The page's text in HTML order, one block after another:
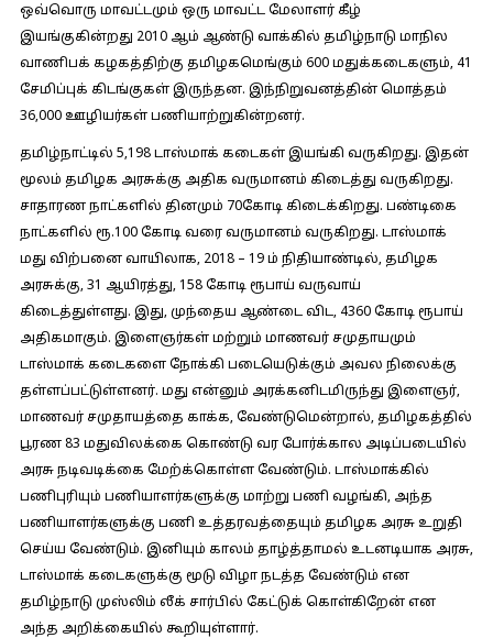
ஒவ்வொரு மாவட்டமும் ஒரு மாவட்ட மேலாளர் கீழ்
இயங்குகின்றது 2010 ஆம் ஆண்டு வாக்கில் தமிழ்நாடு மாநில
வாணிபக் கழகத்திற்கு தமிழகமெங்கும் 600 மதுக்கடைகளும், 41
சேமிப்புக் கிடங்குகள் இருந்தன. இந்நிறுவனத்தின் மொத்தம்
36,000 ஊழியர்கள் பணியாற்றுகின்றனர்.
தமிழ்நாட்டில் 5,198 டாஸ்மாக் கடைகள் இயங்கி வருகிறது. இதன்
மூலம் தமிழக அரசுக்கு அதிக வருமானம் கிடைத்து வருகிறது.
சாதாரண நாட்களில் தினமும் 70கோடி கிடைக்கிறது. பண்டிகை
நாட்களில் ரூ.100 கோடி வரை வருமானம் வருகிறது. டாஸ்மாக்
மது விற்பனை வாயிலாக, 2018 – 19 ம் நிதியாண்டில், தமிழக
அரசுக்கு, 31 ஆயிரத்து, 158 கோடி ரூபாய் வருவாய்
கிடைத்துள்ளது. இது, முந்தைய ஆண்டை விட, 4360 கோடி ரூபாய்
அதிகமாகும். இளைஞர்கள் மற்றும் மாணவர் சமுதாயமும்
டாஸ்மாக் கடைகளை நோக்கி படையெடுக்கும் அவல நிலைக்கு
தள்ளப்பட்டுள்ளனர். மது என்னும் அரக்கனிடமிருந்து இளைஞர்,
மாணவர் சமுதாயத்தை காக்க, வேண்டுமென்றால், தமிழகத்தில்
பூரண 83 மதுவிலக்கை கொண்டு வர போர்க்கால அடிப்படையில்
அரசு நடிவடிக்கை மேற்க்கொள்ள வேண்டும். டாஸ்மாக்கில்
பணிபுரியும் பணியாளர்களுக்கு மாற்று பணி வழங்கி, அந்த
பணியாளர்களுக்கு பணி உத்தரவத்தையும் தமிழக அரசு உறுதி
செய்ய வேண்டும். இனியும் காலம் தாழ்த்தாமல் உடனடியாக அரசு,
டாஸ்மாக் கடைகளுக்கு மூடு விழா நடத்த வேண்டும் என
தமிழ்நாடு முஸ்லிம் லீக் சார்பில் கேட்டுக் கொள்கிறேன் என
அந்த அறிக்கையில் கூறியுள்ளார்.